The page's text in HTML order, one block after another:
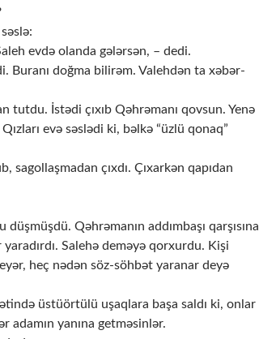
evdə olanda gələrsən, – dedi.
Buranı doğma bilirəm. Valehdən ta xəbər-
tutdu. İstədi çıxıb Qəhrəmanı qovsun. Yenə
evə səslədi ki, bəlkə “üzlü qonaq”
sagollaşmadan çıxdı. Çıxarkən qapıdan
düşmüşdü. Qəhrəmanın addımbaşı qarşısına
yaradırdı. Salehə deməyə qorxurdu. Kişi
heç nədən söz-söhbət yaranar deyə
üstüörtülü uşaqlara başa saldı ki, onlar
adamın yanına getməsinlər.